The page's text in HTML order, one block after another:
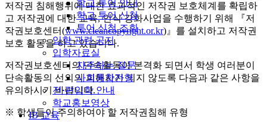
학교 투어 안내
학교 투어 신청
투어 신청 조회
입학 관련 공지
입학자료실
자주하는 질문
사회통합전형
전·편입학 안내
학교홍보영상
IB 교육
저작권 침해행위에 대한 효과적인 저작권 보호체계를 확립하
고 저작권에 대한 교육, 인식 강화사업을 수행하기 위해 『저
작권보호센터(www.cleancopyright.or.kr)』를 설치하고 저작권
보호 활동을 하고 있습니다.
저작권보호센터의 단속활동이 본격화 되면서 학생 여러분이
단속활동의 선의의 피해자가 되지 않도록 다음과 같은 사항을
유의하시기 바랍니다.
※ 학생들이 주의하여야 할 저작권침해 유형